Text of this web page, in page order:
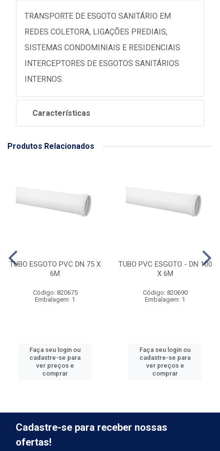
TRANSPORTE DE ESGOTO SANITÁRIO EM
REDES COLETORA, LIGAÇÕES PREDIAIS,
SISTEMAS CONDOMINIAIS E RESIDENCIAIS
INTERCEPTORES DE ESGOTOS SANITÁRIOS
INTERNOS.
Características
Produtos Relacionados
TUBO ESGOTO PVC DN 75 X
6M
Código: 820675
Embalagem: 1
Faça seu login ou
cadastre-se para
ver preços e
comprar
TUBO PVC ESGOTO - DN 100
X 6M
Código: 820690
Embalagem: 1
Faça seu login ou
cadastre-se para
ver preços e
comprar
Cadastre-se para receber nossas
ofertas!